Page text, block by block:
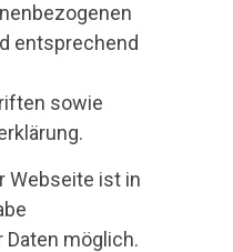
entsprechend
sowie
Webseite ist in
möglich.